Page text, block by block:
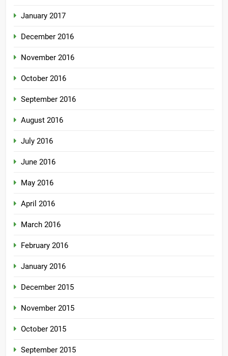
January 2017
December 2016
November 2016
October 2016
September 2016
August 2016
July 2016
June 2016
May 2016
April 2016
March 2016
February 2016
January 2016
December 2015
November 2015
October 2015
September 2015